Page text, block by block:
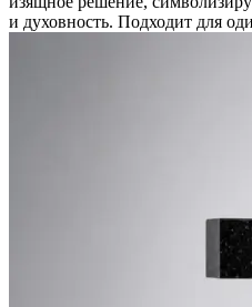
и духовность. Подходит для